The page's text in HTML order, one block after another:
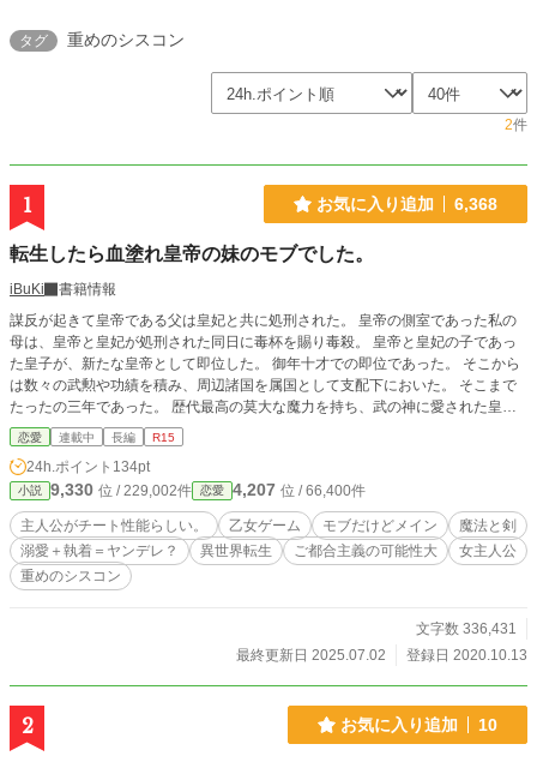
タグ 重めのシスコン
2件
1 お気に入り追加 6,368
転生したら血塗れ皇帝の妹のモブでした。
iBuKi
書籍情報
謀反が起きて皇帝である父は皇妃と共に処刑された。 皇帝の側室であった私の
母は、皇帝と皇妃が処刑された同日に毒杯を賜り毒殺。 皇帝と皇妃の子であっ
た皇子が、新たな皇帝として即位した。 御年十才での即位であった。 そこから
は数々の武勲や功績を積み、周辺諸国を属国として支配下においた。 そこまで
たったの三年であった。 歴代最高の莫大な魔力を持ち、武の神に愛された皇帝
の二つ名は… ――――“魔王”である。 皇帝と皇妃を処刑し側室を毒殺した残虐
さで知られ、影では“血塗れ皇帝”とも呼ばれていた。 前世、日本という国で普通
の大学２年生だった私。 趣味は読書と映画鑑賞。 「勉強ばっかしてないで、た
まにはコレで息抜きしてみて面白いから！」 仲の良い友人にポンっと渡された
のは、所謂乙女ゲームってやつ。 「たまにはこういうので息抜きもいいか
な？」 レポートを作成するしか使用しないパソコンの電源を入れてプレイした
のは 『too much love ～溺愛されて～』 というド直球なタイトルの乙女ゲー
ム。タイトル通りに溺愛されたい女子の思いに応えたゲームだった。 声優の美
の！？ 驚いて、一週間熱を出した。 そして、そんな私は悪役令嬢でもなく、ヒ
に転生する。 強大な大国であり、幼くして皇帝に即位した男が兄…。 残虐で冷
酷無慈悲から呼ばれるようになった、二つ名。 “魔王”または“血塗れの皇帝”と呼
ばれている。 ――――とんでもない立場に転生したもんだわ…。 父だった皇帝
も側室だった私の母も殺された。 そして、私は更に思い出す…私はこの兄に斬
恋愛 連載中 長編 R15
24h.ポイント 134pt
小説 9,330 位 / 229,002件 恋愛 4,207 位 / 66,400件
主人公がチート性能らしい。 乙女ゲーム モブだけどメイン
魔法と剣
溺愛＋執着＝ヤンデレ？
異世界転生 ご都合主義の可能性大
女主人公
重めのシスコン
文字数 336,431
最終更新日 2025.07.02
登録日 2020.10.13
2 お気に入り追加 10